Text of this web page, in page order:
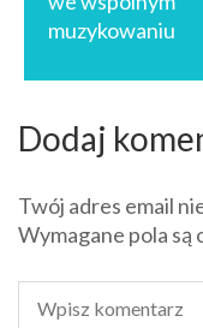
muzykowaniu
Dodaj
Twój adres email
Wymagane pola są